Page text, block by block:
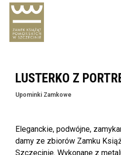
LUSTERKO Z
Upominki Zamkowe
Eleganckie, podwójne,
damy ze zbiorów Zamku
Szczecinie. Wykonane z